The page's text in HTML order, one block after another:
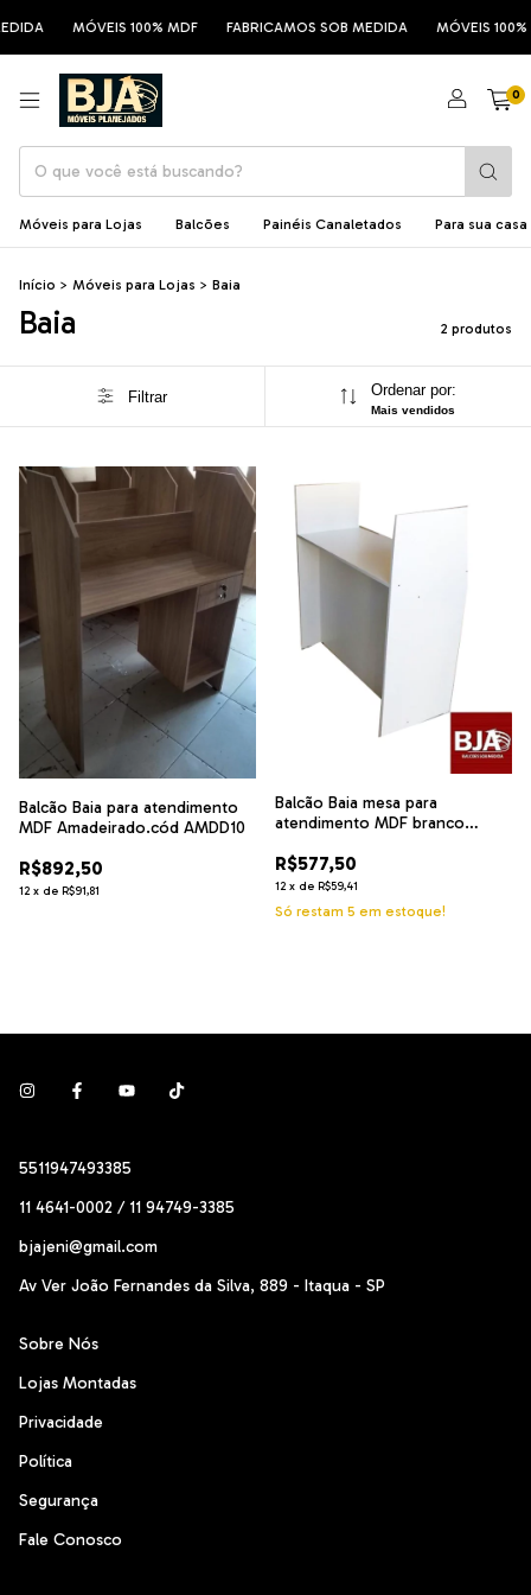
MÓVEIS 100% MDF FABRICAMOS SOB MEDIDA MÓVEIS 100%
0
Móveis para Lojas Balcões Painéis Canaletados Para sua casa
Início > Móveis para Lojas > Baia
Baia 2 produtos
Filtrar Ordenar por:
Mais vendidos
Balcão Baia para atendimento
MDF Amadeirado.cód AMDD10
R$892,50
12 x de R$91,81
Balcão Baia mesa para
atendimento MDF branco
R$577,50
12 x de R$59,41
Só restam 5 em estoque!
5511947493385
11 4641-0002 / 11 94749-3385
bjajeni@gmail.com
Av Ver João Fernandes da Silva, 889 - Itaqua - SP
Sobre Nós
Lojas Montadas
Privacidade
Política
Segurança
Fale Conosco